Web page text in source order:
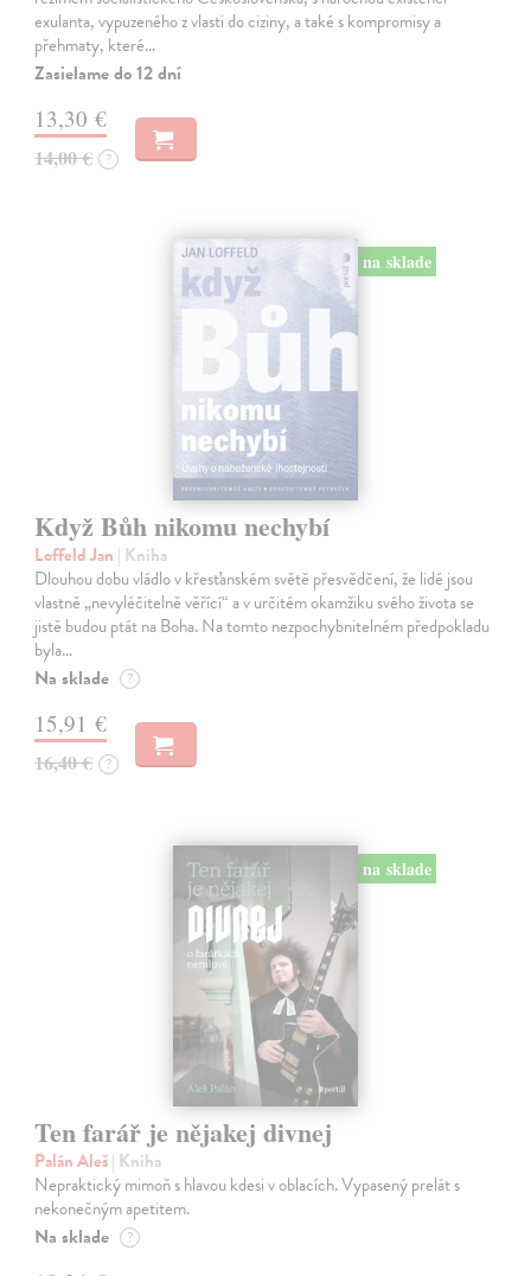
exulanta, vypuzeného z vlasti do ciziny, a také s kompromisy a
přehmaty, které…
Zasielame do 12 dní
13,30 €
14,00 € ?
na sklade
Když Bůh nikomu nechybí
Loffeld Jan | Kniha
Dlouhou dobu vládlo v křesťanském světě přesvědčení, že lidé jsou
vlastně „nevyléčitelně věřící“ a v určitém okamžiku svého života se
jistě budou ptát na Boha. Na tomto nezpochybnitelném předpokladu
byla…
Na sklade ?
15,91 €
16,40 € ?
na sklade
Ten farář je nějakej divnej
Palán Aleš| Kniha
Nepraktický mimoň s hlavou kdesi v oblacích. Vypasený prelát s
nekonečným apetitem.
Na sklade ?